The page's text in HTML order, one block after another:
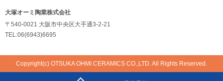
大塚オーミ陶業株式会社
〒540-0021 大阪市中央区大手通3-2-21
TEL:06(6943)6695
Copyright(c) OTSUKA OHMI CERAMICS CO.,LTD. All Rights Reserved.